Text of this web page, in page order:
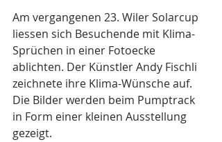
Am vergangenen 23. Wiler Solarcup
liessen sich Besuchende mit Klima-
Sprüchen in einer Fotoecke
ablichten. Der Künstler Andy Fischli
zeichnete ihre Klima-Wünsche auf.
Die Bilder werden beim Pumptrack
in Form einer kleinen Ausstellung
gezeigt.